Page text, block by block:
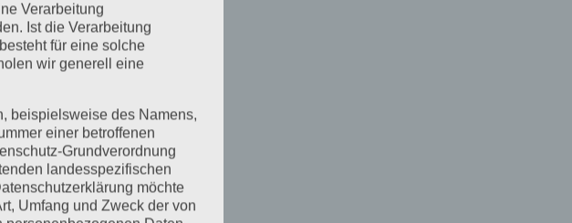
Verarbeitung
Ist die Verarbeitung
für eine solche
wir generell eine
beispielsweise des Namens,
einer betroffenen
Grundverordnung
landesspezifischen
möchte
Umfang und Zweck der von